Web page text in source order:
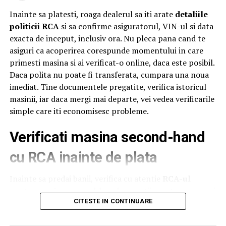
Ahold Delhaize România, numeroase oficialități,
autorități centrale și locale și alți reprezentanțiProfiși
Mega Image. Startul oficial a fost dat sâmbătă, după ce
distinsul grup a încheiat un tur al micilor producători și
artizani.
Evenimentul a continuat și tradiția caravanei medicale,
oferind din nou consultații gratuite pentru comunitatea
din Săvârșin și împrejurimi, cu ajutorul unor medici
specialiști în oftalmologie, cardiologie, neurologie,
oamenilor, mai ales al celor cu posibilitate redusă de
calitate, prin implicarea experților de la Asociația ATI
„Suflet de România este o oglindă pentru tot ceea ce
este frumos, bun și pentru ceea ce ne face bine și merită
Inainte sa platesti, roaga dealerul sa iti arate detaliile
politicii RCAsi sa confirme asiguratorul, VIN-ul si data
exacta de inceput, inclusiv ora. Nu pleca pana cand te
asiguri ca acoperirea corespunde momentului in care
primesti masina si ai verificat-o online, daca este posibil.
Daca polita nu poate fi transferata, cumpara una noua
imediat. Tine documentele pregatite, verifica istoricul
masinii, iar daca mergi mai departe, vei vedea verificarile
simple care iti economisesc probleme.
Verificati masina second-hand
cu RCA inainte de plata
pentru masina second-handca sa stii exact ce semnezi
si pentru ce platesti. Cere dealerului sa iti arate detaliile
CITESTE IN CONTINUARE